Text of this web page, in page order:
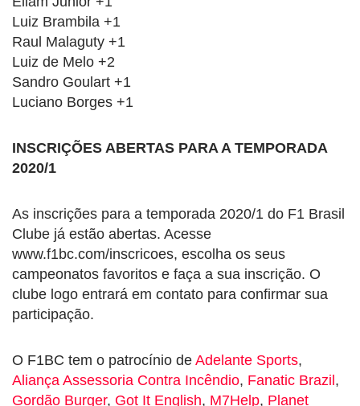
Luiz Brambila +1
Raul Malaguty +1
Luiz de Melo +2
Sandro Goulart +1
Luciano Borges +1
INSCRIÇÕES ABERTAS PARA A TEMPORADA
2020/1
As inscrições para a temporada 2020/1 do F1 Brasil
Clube já estão abertas. Acesse
www.f1bc.com/inscricoes, escolha os seus
campeonatos favoritos e faça a sua inscrição. O
clube logo entrará em contato para confirmar sua
participação.
O F1BC tem o patrocínio de Adelante Sports,
Aliança Assessoria Contra Incêndio, Fanatic Brazil ,
Gordão Burger, Got It English, M7Help, Planet